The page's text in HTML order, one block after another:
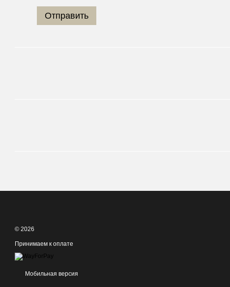
Отправить
© 2026
Принимаем к оплате
Мобильная версия